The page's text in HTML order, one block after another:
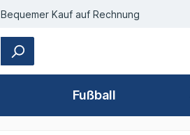
Bequemer Kauf auf Rechnung
Fußball